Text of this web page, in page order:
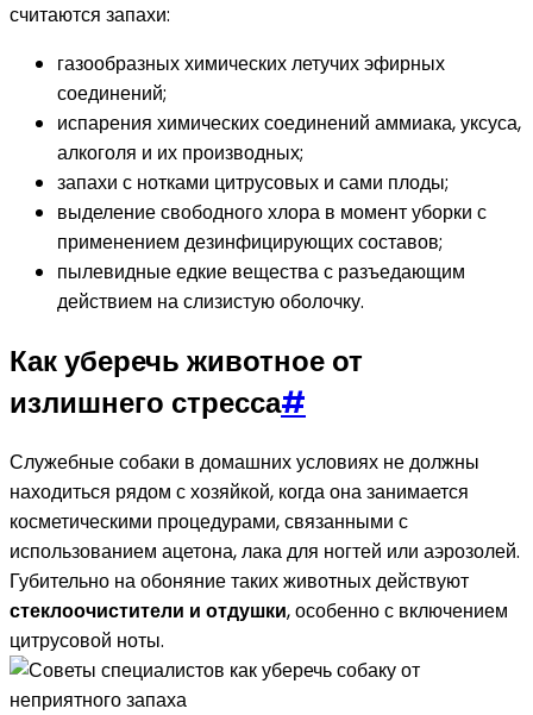
считаются запахи:
газообразных химических летучих эфирных
соединений;
испарения химических соединений аммиака, уксуса,
алкоголя и их производных;
запахи с нотками цитрусовых и сами плоды;
выделение свободного хлора в момент уборки с
применением дезинфицирующих составов;
пылевидные едкие вещества с разъедающим
действием на слизистую оболочку.
Как уберечь животное от
излишнего стресса#
Служебные собаки в домашних условиях не должны
находиться рядом с хозяйкой, когда она занимается
косметическими процедурами, связанными с
использованием ацетона, лака для ногтей или аэрозолей.
Губительно на обоняние таких животных действуют
стеклоочистители и отдушки, особенно с включением
цитрусовой ноты.